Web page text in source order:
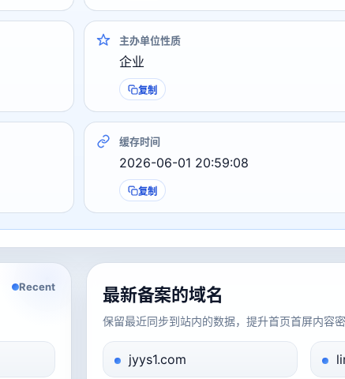
主办单位性质
企业
复制
缓存时间
2026-06-01 20:59:08
复制
Recent 最新备案的域名
保留最近同步到站内的数据，提升首页首屏内容密
jyys1.com